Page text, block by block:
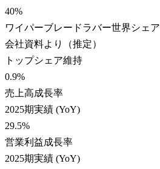
40%
ワイパーブレードラバー世界シェア
会社資料より（推定）
トップシェア維持
0.9%
売上高成長率
2025期実績 (YoY)
29.5%
営業利益成長率
2025期実績 (YoY)